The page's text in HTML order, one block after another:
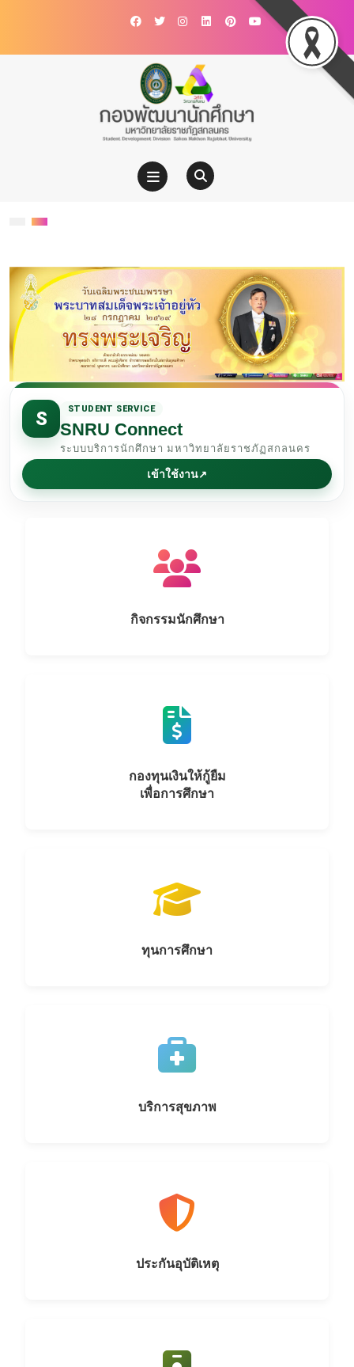
S STUDENT SERVICE
SNRU Connect
ระบบบริการนักศึกษา มหาวิทยาลัยราชภัฏสกลนคร
เข้าใช้งาน↗
กิจกรรมนักศึกษา
กองทุนเงินให้กู้ยืม
เพื่อการศึกษา
ทุนการศึกษา
บริการสุขภาพ
ประกันอุบัติเหตุ